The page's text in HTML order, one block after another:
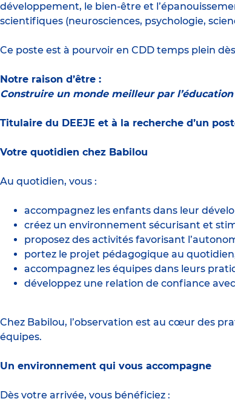
développement, le bien-être et
scientifiques (neurosciences, psychologie,
Ce poste est à pourvoir en CDD temps plein
Notre raison d’être :
Construire un monde meilleur par
Titulaire du DEEJE et à la recherche d’un
Votre quotidien chez Babilou
Au quotidien, vous :
accompagnez les enfants dans leur
créez un environnement sécurisant et
proposez des activités favorisant
portez le projet pédagogique au
accompagnez les équipes dans leurs
développez une relation de confiance
Chez Babilou, l’observation est au cœur des
équipes.
Un environnement qui vous accompagne
Dès votre arrivée, vous bénéficiez :